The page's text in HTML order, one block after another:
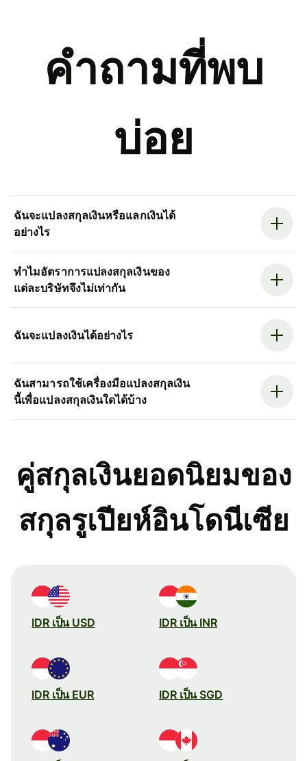
คำถามที่พบ
บ่อย
ฉันจะแปลงสกุลเงินหรือแลกเงินได้
อย่างไร
ทำไมอัตราการแปลงสกุลเงินของ
แต่ละบริษัทจึงไม่เท่ากัน
ฉันจะแปลงเงินได้อย่างไร
ฉันสามารถใช้เครื่องมือแปลงสกุลเงิน
นี้เพื่อแปลงสกุลเงินใดได้บ้าง
คู่สกุลเงินยอดนิยมของ
สกุลรูเปียห์อินโดนีเซีย
IDR เป็น USD IDR เป็น INR
IDR เป็น EUR IDR เป็น SGD